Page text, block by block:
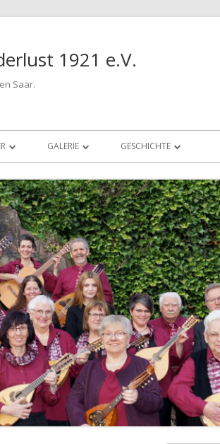
1921 e.V.
Saar.
LAMPENGEIST“
UNVOLLKOMMENE …“
GARTENZWERGMORD“
STATT …“
HEISSE STUHL“
IM
GALERIE
2017 – IMPRESSIONEN
2016 – IMPRESSIONEN
2015 – IMPRESSIONEN
2014 – IMPRESSIONEN
2013 – IMPRESSIONEN
PLAKATE
MEDIEN (ANDERE)
GESCHICHTE
JAHRESBILDER